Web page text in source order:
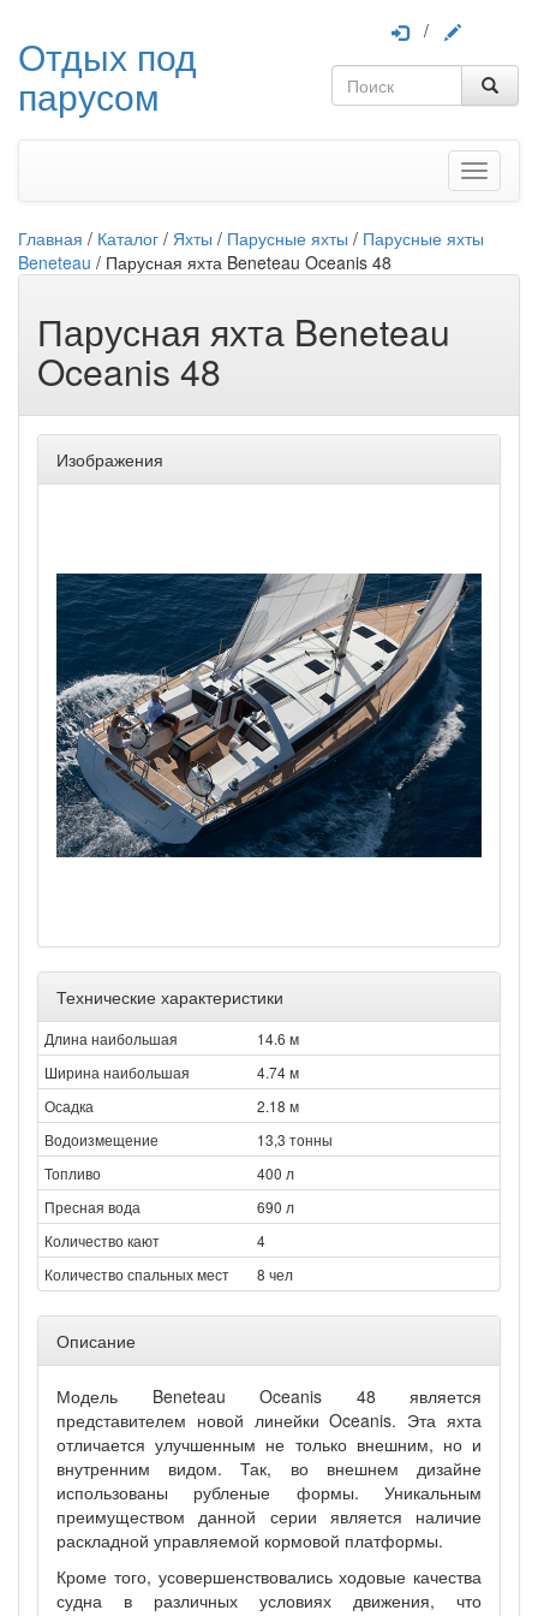
Отдых под
парусом
/
Меню
Главная / Каталог / Яхты / Парусные яхты / Парусные яхты
Beneteau / Парусная яхта Beneteau Oceanis 48
Парусная яхта Beneteau
Oceanis 48
Изображения
Технические характеристики
Длина наибольшая
14.6 м
Ширина наибольшая
4.74 м
Осадка
2.18 м
Водоизмещение
13,3 тонны
Топливо
400 л
Пресная вода
690 л
Количество кают
4
Количество спальных мест
8 чел
Описание
Модель Beneteau Oceanis 48 является
представителем новой линейки Oceanis. Эта яхта
отличается улучшенным не только внешним, но и
внутренним видом. Так, во внешнем дизайне
использованы рубленые формы. Уникальным
преимуществом данной серии является наличие
раскладной управляемой кормовой платформы.
Кроме того, усовершенствовались ходовые качества
судна в различных условиях движения, что